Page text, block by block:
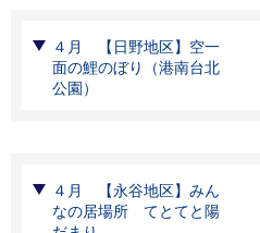
４月 【日野地区】空一
面の鯉のぼり（港南台北
公園）
４月 【永谷地区】みん
なの居場所 てとてと陽